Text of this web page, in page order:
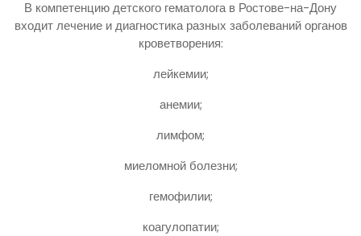
В компетенцию детского гематолога в Ростове-на-Дону
входит лечение и диагностика разных заболеваний органов
кроветворения:
лейкемии;
анемии;
лимфом;
миеломной болезни;
гемофилии;
коагулопатии;